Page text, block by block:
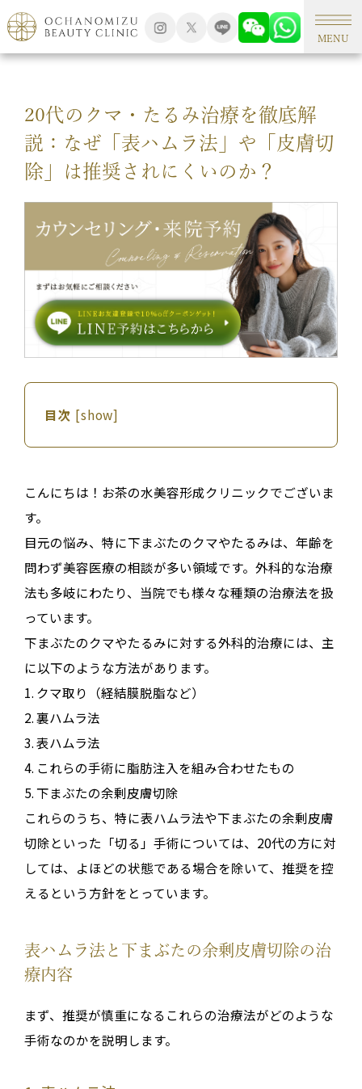
MENU
TOP 形成外科手術
20代のクマ・たるみ治療を徹底解
説：なぜ「表ハムラ法」や「皮膚切
除」は推奨されにくいのか？
目次 [show]
こんにちは！お茶の水美容形成クリニックでございま
す。
目元の悩み、特に下まぶたのクマやたるみは、年齢を
問わず美容医療の相談が多い領域です。外科的な治療
法も多岐にわたり、当院でも様々な種類の治療法を扱
っています。
下まぶたのクマやたるみに対する外科的治療には、主
に以下のような方法があります。
1. クマ取り （経結膜脱脂など）
2.裏ハムラ法
3.表ハムラ法
4. これらの手術に脂肪注入を組み合わせたもの
5.下まぶたの余剰皮膚切除
これらのうち、特に表ハムラ法や下まぶたの余剰皮膚
切除といった「切る」手術については、 20代の方に対
しては、よほどの状態である場合を除いて、推奨を控
える という方針をとっています。
表ハムラ法と下まぶたの余剰皮膚切除の治
療内容
まず、推奨が慎重になるこれらの治療法がどのような
手術なのかを説明します。